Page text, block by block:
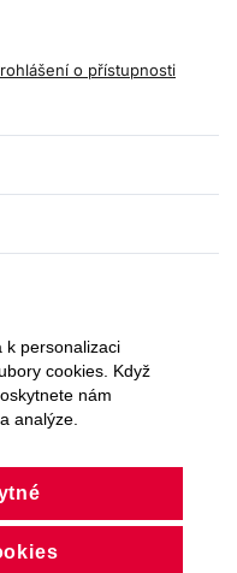
o přístupnosti
week
k personalizaci
cookies. Když
nám
analýze.